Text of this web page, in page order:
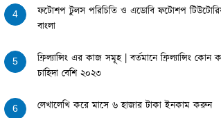
4
ফটোশপ টুলস পরিচিতি ও এডোবি ফটোশপ
বাংলা
5
ফ্রিল্যান্সিং এর কাজ সমূহ | বর্তমানে ফ্রিল্যান্সিং কোন
চাহিদা বেশি ২০২৩
6 লেখালেখি করে মাসে ৬ হাজার টাকা ইনকাম করুন